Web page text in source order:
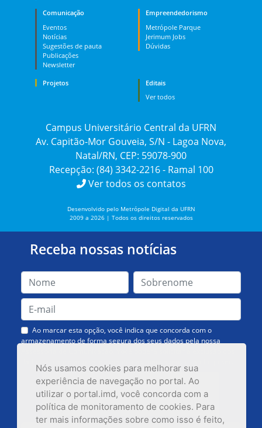
Nós usamos cookies para melhorar sua
experiência de navegação no portal. Ao
utilizar o portal.imd, você concorda com a
política de monitoramento de cookies. Para
ter mais informações sobre como isso é feito,
Comunicação
Eventos
Notícias
Sugestões de pauta
Publicações
Newsletter
Empreendedorismo
Metrópole Parque
Jerimum Jobs
Dúvidas
Projetos
Editais
Ver todos
Campus Universitário Central da UFRN
Av. Capitão-Mor Gouveia, S/N - Lagoa Nova,
Natal/RN, CEP: 59078-900
Recepção: (84) 3342-2216 - Ramal 100
Ver todos os contatos
Desenvolvido pelo Metrópole Digital da UFRN
2009 a 2026 | Todos os direitos reservados
Receba nossas notícias
Ao marcar esta opção, você indica que concorda com o
armazenamento de forma segura dos seus dados pela nossa